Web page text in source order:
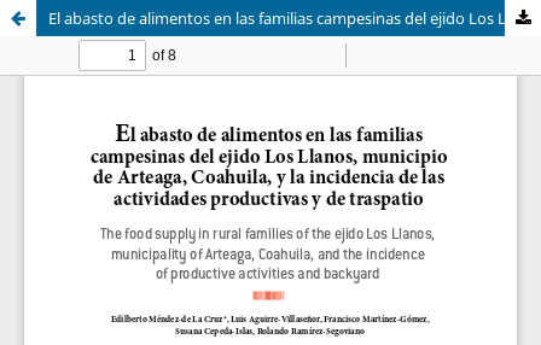
El abasto de alimentos en las familias campesinas del ejido Los Llanos, municipio de Arteaga, Coahuila, y la incidencia de las actividades productivas y de traspatio